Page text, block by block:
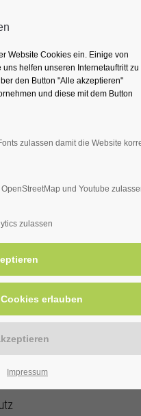
Für Ihre
Website Cookies ein. Einige von
helfen unseren Internetauftritt zu
den Button "Alle akzeptieren"
und diese mit dem Button
zulassen damit die Website
und Youtube
zulassen
Impressum